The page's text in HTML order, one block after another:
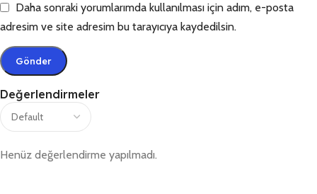
Değerlendirmeler
Henüz değerlendirme yapılmadı.
Daha sonraki yorumlarımda kullanılması için adım, e-posta
adresim ve site adresim bu tarayıcıya kaydedilsin.